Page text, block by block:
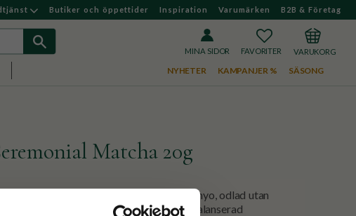
Butiker och öppettider Inspiration Varumärken B2B & Företag
MINA SIDOR
FAVORITERKUNDVAGN
NYHETER KAMPANJER % SÄSONG
Matcha 20g
från Wazuka, Japan av kultivaren Tenmyo, odlad utan
Frisk och mild sötma, runda toner och balanserad